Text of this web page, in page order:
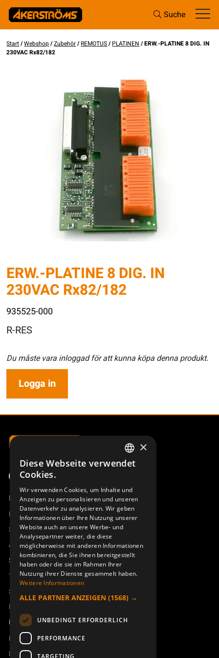
Suche
Start/Webshop/Zubehör/REMOTUS/PLATINEN / ERW.-PLATINE 8 DIG. IN
230VAC Rx82/182
ERW.-PLATINE 8 DIG. IN
230VAC Rx82/182
935525-000
R-RES
Du måste vara inloggad för att kunna köpa denna produkt.
Logga in
Produktübersicht
Remotus
Sesam
Access_Ctrl
Support
Technischer Support
Service buchen
Handbücher und Videoanleitungen
Über Åkerströms
Kontakt
Neuigkeiten
SWEDISH
DEUTSCH
×
Diese Webseite verwendet
Cookies.
Wir verwenden Cookies, um Inhalte und
Anzeigen zu personalisieren und unseren
Datenverkehr zu analysieren. Wir geben
Informationen über Ihre Nutzung unserer
Website auch an unsere Werbe- und
Analysepartner weiter, die diese
möglicherweise mit anderen Informationen
kombinieren, die Sie ihnen bereitgestellt
haben oder die sie im Rahmen Ihrer
Nutzung ihrer Dienste gesammelt haben.
Weitere Informationen
ALLE PARTNER ANZEIGEN (1568) →
UNBEDINGT ERFORDERLICH
PERFORMANCE
TARGETING